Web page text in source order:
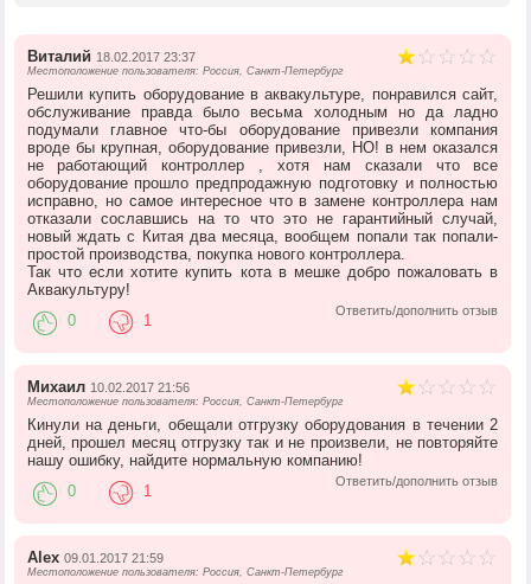
Виталий 18.02.2017 23:37
Местоположение пользователя: Россия, Санкт-Петербург
Решили купить оборудование в аквакультуре, понравился сайт,
обслуживание правда было весьма холодным но да ладно
подумали главное что-бы оборудование привезли компания
вроде бы крупная, оборудование привезли, НО! в нем оказался
не работающий контроллер , хотя нам сказали что все
оборудование прошло предпродажную подготовку и полностью
исправно, но самое интересное что в замене контроллера нам
отказали сославшись на то что это не гарантийный случай,
новый ждать с Китая два месяца, вообщем попали так попали-
простой производства, покупка нового контроллера.
Так что если хотите купить кота в мешке добро пожаловать в
Аквакультуру!
Ответить/дополнить отзыв
0 1
Михаил 10.02.2017 21:56
Местоположение пользователя: Россия, Санкт-Петербург
Кинули на деньги, обещали отгрузку оборудования в течении 2
дней, прошел месяц отгрузку так и не произвели, не повторяйте
нашу ошибку, найдите нормальную компанию!
Ответить/дополнить отзыв
0 1
Alex 09.01.2017 21:59
Местоположение пользователя: Россия, Санкт-Петербург